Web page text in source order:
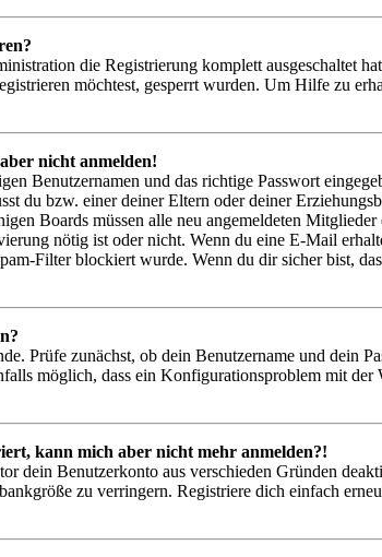
die Registrierung komplett ausgeschaltet
möchtest, gesperrt wurden. Um Hilfe zu
nicht anmelden!
Benutzernamen und das richtige Passwort
du bzw. einer deiner Eltern oder deiner
Boards müssen alle neu angemeldeten
nötig ist oder nicht. Wenn du eine E-Mail
Filter blockiert wurde. Wenn du dir sicher bist,
Prüfe zunächst, ob dein Benutzername und dein
möglich, dass ein Konfigurationsproblem mit
kann mich aber nicht mehr anmelden?!
dein Benutzerkonto aus verschieden Gründen
zu verringern. Registriere dich einfach